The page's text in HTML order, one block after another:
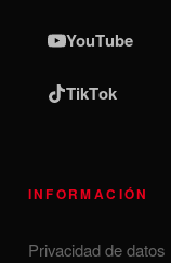
YouTube
TikTok
INFORMACIÓN
Privacidad de datos